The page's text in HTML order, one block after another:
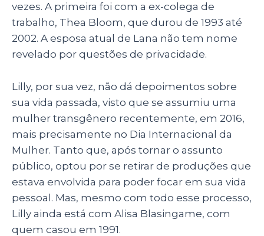
vezes. A primeira foi com a ex-colega de
trabalho, Thea Bloom, que durou de 1993 até
2002. A esposa atual de Lana não tem nome
revelado por questões de privacidade.
Lilly, por sua vez, não dá depoimentos sobre
sua vida passada, visto que se assumiu uma
mulher transgênero recentemente, em 2016,
mais precisamente no Dia Internacional da
Mulher. Tanto que, após tornar o assunto
público, optou por se retirar de produções que
estava envolvida para poder focar em sua vida
pessoal. Mas, mesmo com todo esse processo,
Lilly ainda está com Alisa Blasingame, com
quem casou em 1991.